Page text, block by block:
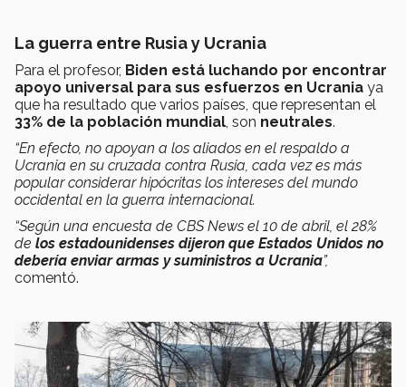
La guerra entre Rusia y Ucrania
Para el profesor, Biden está luchando por encontrar
apoyo universal para sus esfuerzos en Ucrania ya
que ha resultado que varios países, que representan el
33% de la población mundial , son neutrales.
“En efecto, no apoyan a los aliados en el respaldo a
Ucrania en su cruzada contra Rusia, cada vez es más
popular considerar hipócritas los intereses del mundo
occidental en la guerra internacional.
“Según una encuesta de CBS News el 10 de abril, el 28%
de los estadounidenses dijeron que Estados Unidos no
debería enviar armas y suministros a Ucrania”,
comentó.